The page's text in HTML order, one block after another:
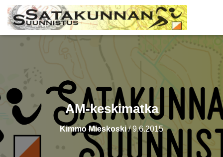
AM-keskimatka
Kimmo Mieskoski/9.6.2015